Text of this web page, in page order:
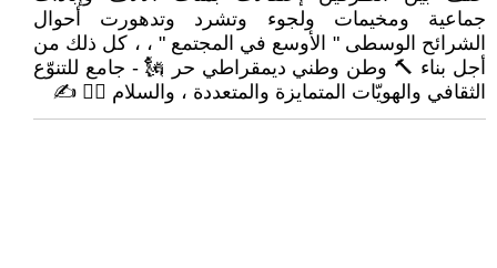
جماعية ومخيمات ولجوء وتشرد وتدهورت أحوال
الشرائح الوسطى " الأوسع في المجتمع " ، ، كل ذلك من
أجل بناء 🔨 وطن وطني ديمقراطي حر 🗽 - جامع للتنوّع
الثقافي والهويّات المتمايزة والمتعددة ، والسلام 🙋‍♂ ✍